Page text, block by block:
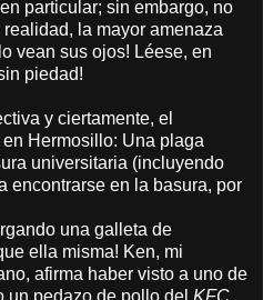
particular; sin embargo, no
la mayor amenaza
vean sus ojos! Léese, en
piedad!
y ciertamente, el
Hermosillo: Una plaga
universitaria (incluyendo
encontrarse en la basura, por
una galleta de
ella misma! Ken, mi
afirma haber visto a uno de